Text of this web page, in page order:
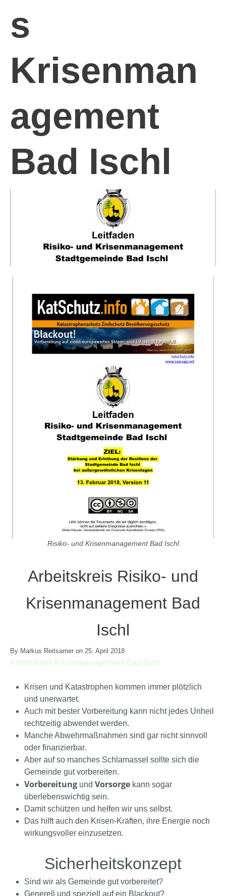
s
Krisenman
agement
Bad Ischl
Risiko- und Krisenmanagement Bad Ischl
Arbeitskreis Risiko- und
Krisenmanagement Bad
Ischl
By Markus Reitsamer on 25. April 2018
Arbeitskreis Krisenmanagement Bad Ischl
Krisen und Katastrophen kommen immer plötzlich
und unerwartet.
Auch mit bester Vorbereitung kann nicht jedes Unheil
rechtzeitig abwendet werden.
Manche Abwehrmaßnahmen sind gar nicht sinnvoll
oder finanzierbar.
Aber auf so manches Schlamassel sollte sich die
Gemeinde gut vorbereiten.
Vorbereitung und Vorsorge kann sogar
überlebenswichtig sein.
Damit schützen und helfen wir uns selbst.
Das hilft auch den Krisen-Kräften, ihre Energie noch
wirkungsvoller einzusetzen.
Sicherheitskonzept
Sind wir als Gemeinde gut vorbereitet?
Generell und speziell auf ein Blackout?